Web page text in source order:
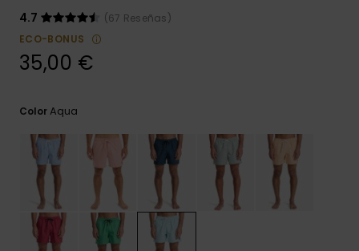
respuestas a
las preguntas
Consultar
las FAQ
4.7
(67 Reseñas)
ECO-BONUS
35,00 €
ColorAqua